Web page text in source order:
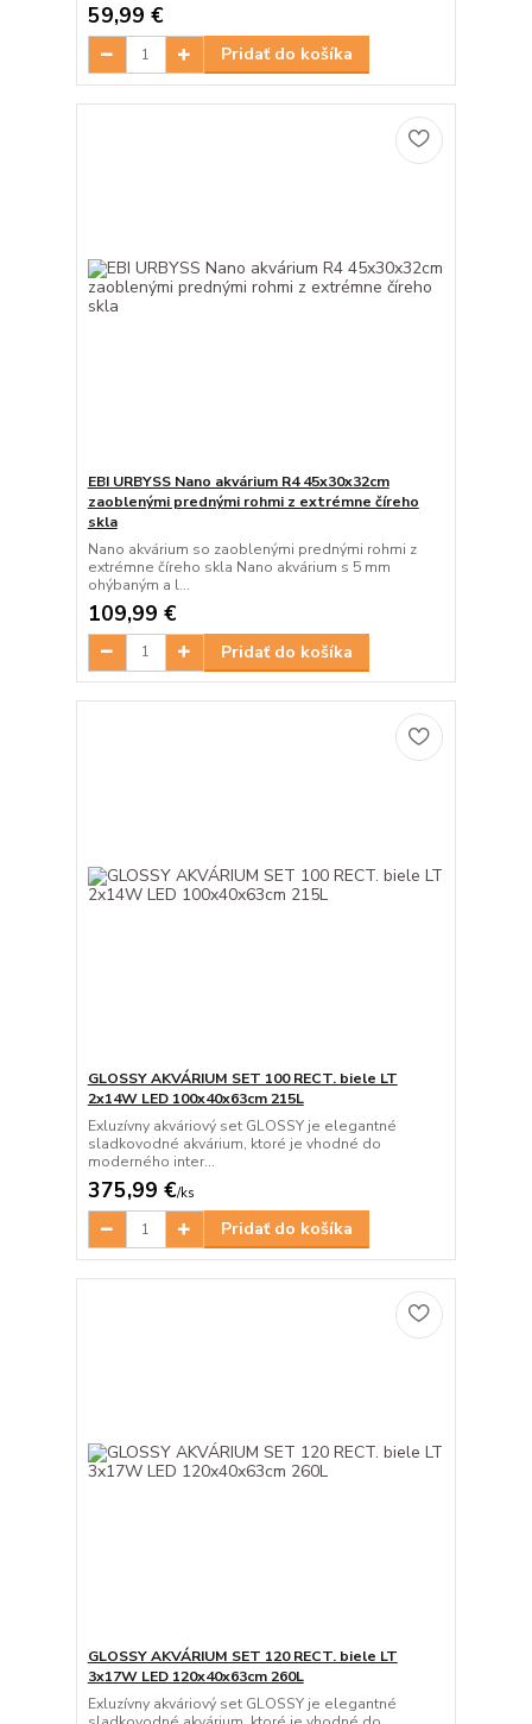
59,99 €
Pridať do košíka
EBI URBYSS Nano akvárium R4 45x30x32cm
zaoblenými prednými rohmi z extrémne číreho
skla
Nano akvárium so zaoblenými prednými rohmi z
extrémne číreho skla Nano akvárium s 5 mm
ohýbaným a l...
109,99 €
Pridať do košíka
GLOSSY AKVÁRIUM SET 100 RECT. biele LT
2x14W LED 100x40x63cm 215L
Exluzívny akváriový set GLOSSY je elegantné
sladkovodné akvárium, ktoré je vhodné do
moderného inter...
375,99 €/ks
Pridať do košíka
GLOSSY AKVÁRIUM SET 120 RECT. biele LT
3x17W LED 120x40x63cm 260L
Exluzívny akváriový set GLOSSY je elegantné